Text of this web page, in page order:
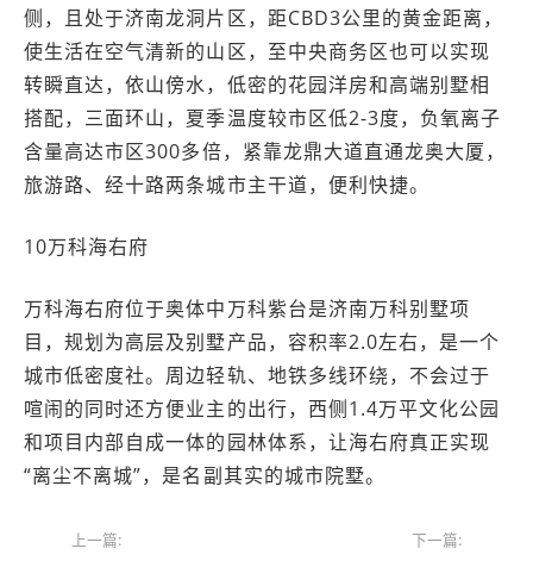
侧，且处于济南龙洞片区，距CBD3公里的黄金距离，
使生活在空气清新的山区，至中央商务区也可以实现
转瞬直达，依山傍水，低密的花园洋房和高端别墅相
搭配，三面环山，夏季温度较市区低2-3度，负氧离子
含量高达市区300多倍，紧靠龙鼎大道直通龙奥大厦，
旅游路、经十路两条城市主干道，便利快捷。
10万科海右府
万科海右府位于奥体中万科紫台是济南万科别墅项
目，规划为高层及别墅产品，容积率2.0左右，是一个
城市低密度社。周边轻轨、地铁多线环绕，不会过于
喧闹的同时还方便业主的出行，西侧1.4万平文化公园
和项目内部自成一体的园林体系，让海右府真正实现
“离尘不离城”，是名副其实的城市院墅。
上一篇: 下一篇: